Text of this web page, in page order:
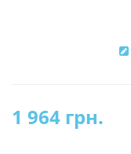
1 964 грн.